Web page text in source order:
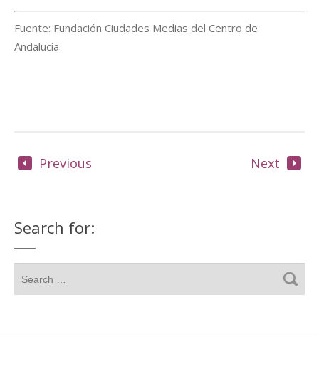
Fuente: Fundación Ciudades Medias del Centro de
Andalucía
Previous Next
Search for: